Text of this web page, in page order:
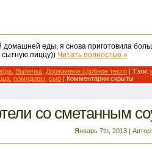
домашней еды, я снова приготовила
сытную пиццу)) Читать полностью »
Выпечка Дрожжевое сдобное тесто | Тэги:
помидоры сыр | Комментарии скрыты
со сметанным
Январь 7th, 2013 | Автор: